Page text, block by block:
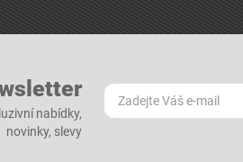
nabídky,
novinky, slevy